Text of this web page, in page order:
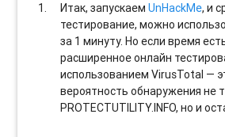
Итак, запускаемUnHackMe, и
тестирование, можно
за 1 минуту. Но если время
расширенное онлайн
использованием VirusTotal —
вероятность обнаружения не
PROTECTUTILITY.INFO, но и